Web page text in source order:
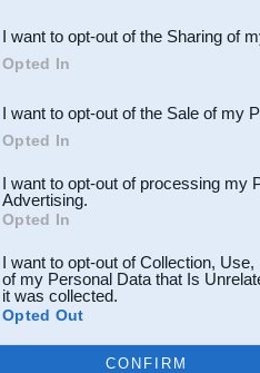
Participants
parties.
I want to opt-out of the Sharing of
Opted In
I want to opt-out of the Sale of my
Opted In
I want to opt-out of processing my
Advertising.
Opted In
I want to opt-out of Collection,
of my Personal Data that Is
it was collected.
Opted Out
CONFIRM